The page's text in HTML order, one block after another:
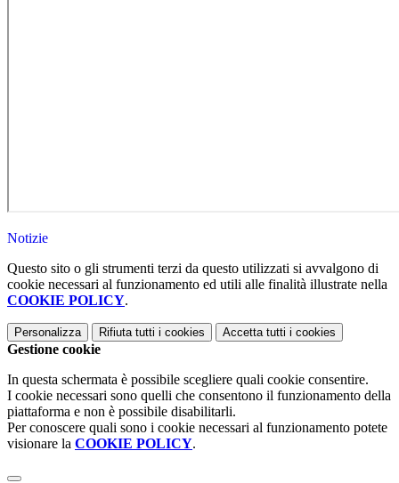
Notizie
Questo sito o gli strumenti terzi da questo utilizzati si avvalgono di
cookie necessari al funzionamento ed utili alle finalità illustrate nella
COOKIE POLICY.
Personalizza Rifiuta tutti i cookies Accetta tutti i cookies
Gestione cookie
In questa schermata è possibile scegliere quali cookie consentire.
I cookie necessari sono quelli che consentono il funzionamento della
piattaforma e non è possibile disabilitarli.
Per conoscere quali sono i cookie necessari al funzionamento potete
visionare la COOKIE POLICY.